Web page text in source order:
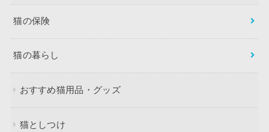
猫の保険
猫の暮らし
おすすめ猫用品・グッズ
猫としつけ